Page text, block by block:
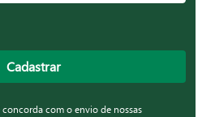
Cadastrar
com o envio de nossas